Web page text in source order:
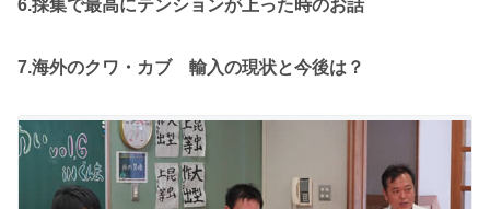
6.採集で最高にテンションが上った時のお話
7.海外のクワ・カブ 輸入の現状と今後は？